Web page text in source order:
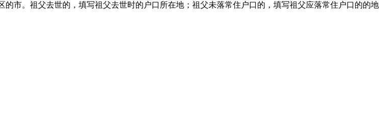
市。祖父去世的，填写祖父去世时的户口所在地；祖父未落常住户口的，填写祖父应落常住户口的的地